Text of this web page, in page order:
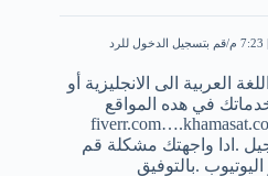
قم بتسجيل الدخول للرد
العربية الى الانجليزية أو
في هده المواقع
.ادا واجهتك مشكلة قم
.بالتوفيق